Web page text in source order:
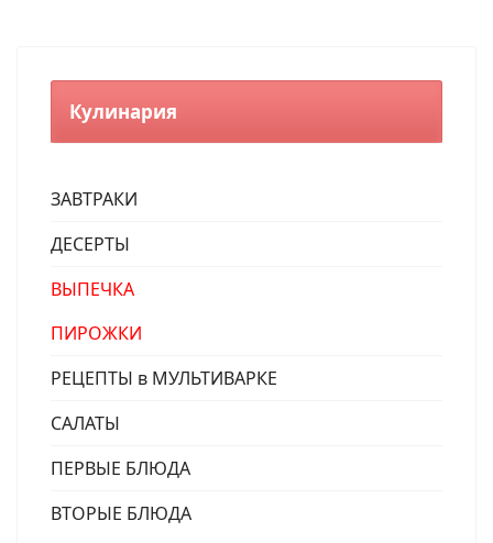
Кулинария
ЗАВТРАКИ
ДЕСЕРТЫ
ВЫПЕЧКА
ПИРОЖКИ
РЕЦЕПТЫ в МУЛЬТИВАРКЕ
САЛАТЫ
ПЕРВЫЕ БЛЮДА
ВТОРЫЕ БЛЮДА